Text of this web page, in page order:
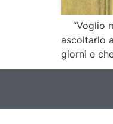
“Voglio
ascoltarlo
giorni e